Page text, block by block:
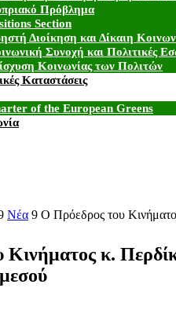
Πρόβλημα
Section
Διοίκηση και Δίκαιη
Συνοχή και Πολιτικές
Κοινωνίας των Πολιτών
Καταστάσεις
of the European Greens
Νέα 9 Ο Πρόεδρος του
κ.